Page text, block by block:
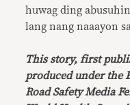
huwag ding
lang nang naaayon
This story, first
produced under the
Road Safety Media